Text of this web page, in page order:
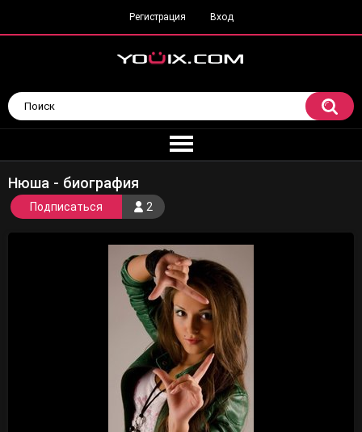
Регистрация Вход
Нюша - биография
2
Подписаться